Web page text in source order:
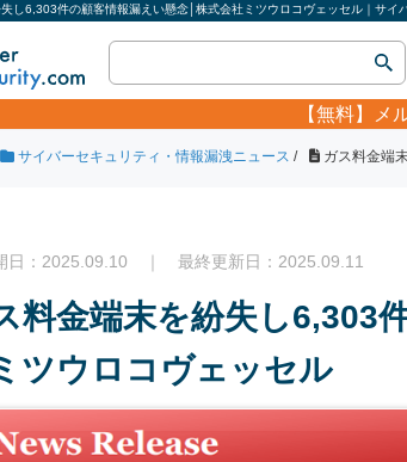
し6,303件の顧客情報漏えい懸念│株式会社ミツウロコヴェッセル｜サイ
【無料】 メ
サイバーセキュリティ・情報漏洩ニュース / ガス料金端
日：2025.09.10 ｜ 最終更新日：2025.09.11
料金端末を紛失し6,303
ツウロコヴェッセル